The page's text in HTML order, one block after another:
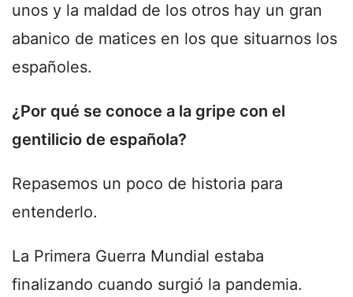
unos y la maldad de los otros hay un gran
abanico de matices en los que situarnos los
españoles.
¿Por qué se conoce a la gripe con el
gentilicio de española?
Repasemos un poco de historia para
entenderlo.
La Primera Guerra Mundial estaba
finalizando cuando surgió la pandemia.